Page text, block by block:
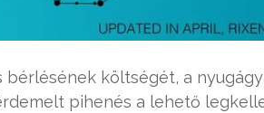
költségét, a
pihenés a lehető